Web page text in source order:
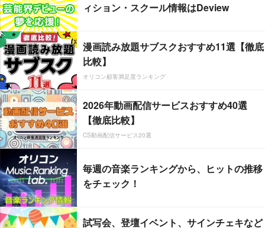
ィション・スクール情報はDeview
漫画読み放題サブスクおすすめ11選【徹底
比較】
オリコン顧客満足度ランキング
2026年動画配信サービスおすすめ40選
【徹底比較】
CS動画配信サービス20選
毎週の音楽ランキングから、ヒットの推移
をチェック！
試写会、登壇イベント、サインチェキなど